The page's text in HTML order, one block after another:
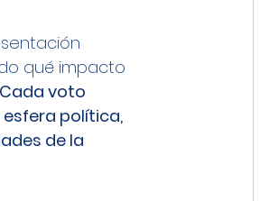
qué impacto
Cada voto
política,
de la